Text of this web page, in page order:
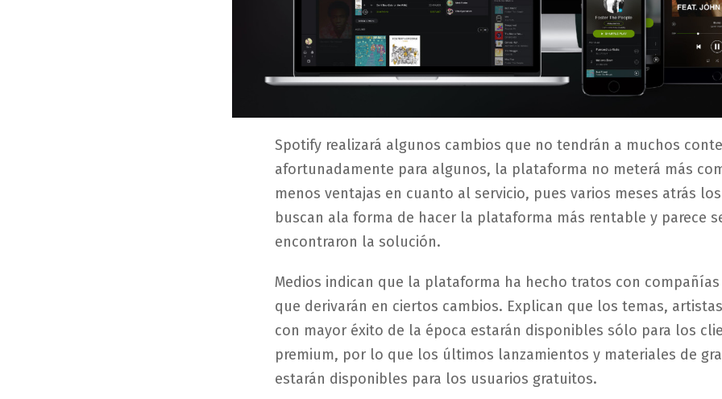
Spotify realizará algunos cambios que no tendrán a muchos
afortunadamente para algunos, la plataforma no meterá más
menos ventajas en cuanto al servicio, pues varios meses atrás
buscan ala forma de hacer la plataforma más rentable y parece
encontraron la solución.
Medios indican que la plataforma ha hecho tratos con
que derivarán en ciertos cambios. Explican que los temas,
con mayor éxito de la época estarán disponibles sólo para los
premium, por lo que los últimos lanzamientos y materiales de
estarán disponibles para los usuarios gratuitos.